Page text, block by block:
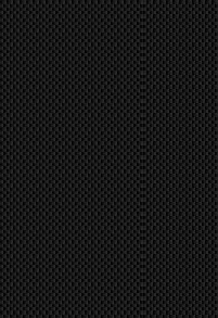
Задние фонари на
MERCEDES
W124...
Задние фонари на
MERCEDES
W124...